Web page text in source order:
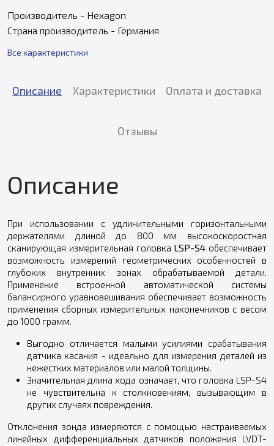
Производитель - Hexagon
Страна производитель - Германия
Все характеристики
Описание Характеристики Оплата и доставка
Отзывы
Описание
При использовании с удлинительными горизонтальными
держателями длиной до 800 мм высокоскоростная
сканирующая измерительная головка LSP-S4 обеспечивает
возможность измерений геометрических особенностей в
глубоких внутренних зонах обрабатываемой детали.
Применение встроенной автоматической системы
балансирного уравновешивания обеспечивает возможность
применения сборных измерительных наконечников с весом
до 1000 грамм.
Выгодно отличается малыми усилиями срабатывания
датчика касания - идеально для измерения деталей из
нежестких материалов или малой толщины.
Значительная длина хода означает, что головка LSP-S4
не чувствительна к столкновениям, вызывающим в
других случаях повреждения.
Отклонения зонда измеряются с помощью настраиваемых
линейных дифференциальных датчиков положения LVDT-